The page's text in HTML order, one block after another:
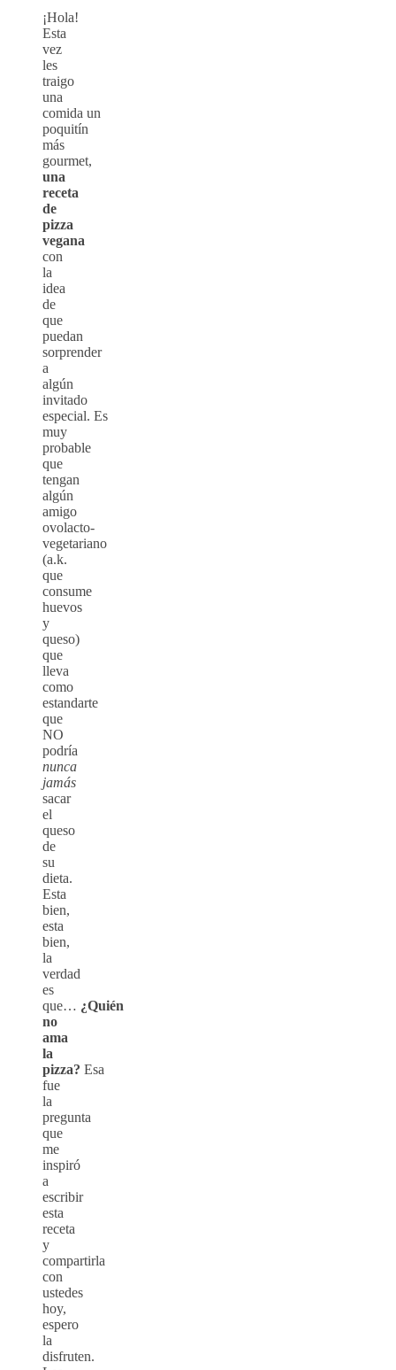
Compartir
¡Hola!
Esta
vez
les
traigo
una
comida un
poquitín
más
gourmet,
una
receta
de
pizza
vegana
con
la
idea
de
que
puedan
sorprender
a
algún
invitado
especial. Es
muy
probable
que
tengan
algún
amigo
ovolacto-
vegetariano
(a.k.
que
consume
huevos
y
queso)
que
lleva
como
estandarte
que
NO
podría
nunca
jamás
sacar
el
queso
de
su
dieta.
Esta
bien,
esta
bien,
la
verdad
es
que… ¿Quién
no
ama
la
pizza? Esa
fue
la
pregunta
que
me
inspiró
a
escribir
esta
receta
y
compartirla
con
ustedes
hoy,
espero
la
disfruten.